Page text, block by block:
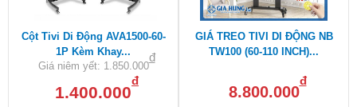
Cột Tivi Di Động AVA1500-60-
1P Kèm Khay...
Giá niêm yết: 1.850.000
đ
1.400.000
đ
GIÁ TREO TIVI DI ĐỘNG NB
TW100 (60-110 INCH)...
8.800.000
đ